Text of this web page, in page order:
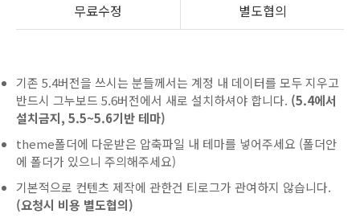
무료수정 별도협의
기존 5.4버전을 쓰시는 분들께서는 계정 내 데이터를 모두 지우고
반드시 그누보드 5.6버전에서 새로 설치하셔야 합니다. (5.4에서
설치금지, 5.5~5.6기반 테마)
theme폴더에 다운받은 압축파일 내 테마를 넣어주세요 (폴더안
에 폴더가 있으니 주의해주세요)
기본적으로 컨텐츠 제작에 관한건 티로그가 관여하지 않습니다.
(요청시 비용 별도협의)